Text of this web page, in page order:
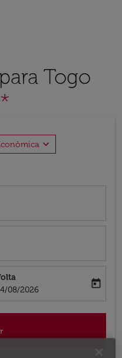
Togo
expand_more
booking-return-date-aria-label
08/2026
today